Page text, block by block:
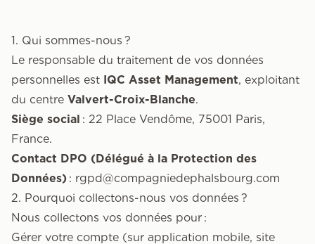
1. Qui sommes-nous ?
Le responsable du traitement de vos données
personnelles est IQC Asset Management, exploitant
du centre Valvert-Croix-Blanche.
Siège social : 22 Place Vendôme, 75001 Paris,
France.
Contact DPO (Délégué à la Protection des
Données) : rgpd@compagniedephalsbourg.com
2. Pourquoi collectons-nous vos données ?
Nous collectons vos données pour :
Gérer votre compte (sur application mobile, site